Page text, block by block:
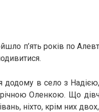
п’ять років по
додому в село з
Оленкою. Що дівча
ніхто, крім них